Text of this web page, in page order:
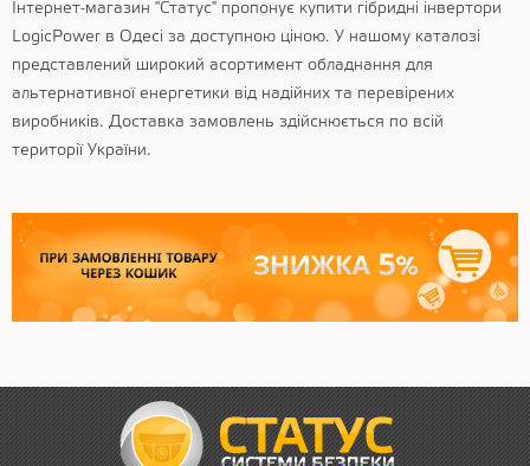
Інтернет-магазин "Статус" пропонує купити гібридні інвертори
LogicPower в Одесі за доступною ціною. У нашому каталозі
представлений широкий асортимент обладнання для
альтернативної енергетики від надійних та перевірених
виробників. Доставка замовлень здійснюється по всій
території України.